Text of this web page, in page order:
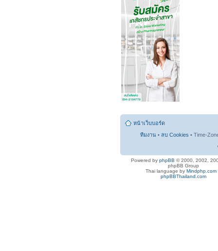
หน้าเว็บบอร์ด
ทีมงาน • ลบ Cookies • Time-
Powered by phpBB © 2000, 2002,
phpBB Group
Thai language by Mindphp.com
phpBBThailand.com